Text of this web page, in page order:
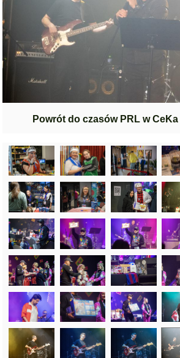
Powrót do czasów PRL w CeKa